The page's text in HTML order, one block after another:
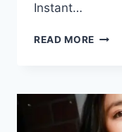
Instant…
READ MORE
–